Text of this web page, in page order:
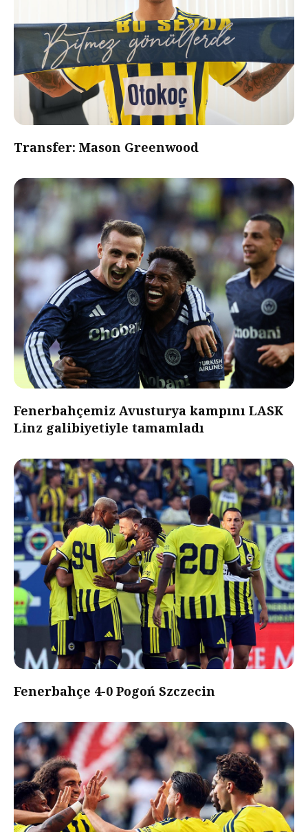
Transfer: Mason Greenwood
Fenerbahçemiz Avusturya kampını LASK
Linz galibiyetiyle tamamladı
Fenerbahçe 4-0 Pogoń Szczecin